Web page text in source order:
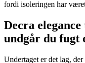
fordi isoleringen har
Decra
undgår du fugt
Undertaget er det lag,